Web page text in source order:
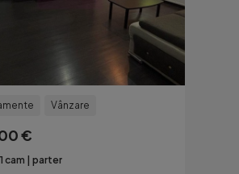
Vânzare
€
1 cam
parter